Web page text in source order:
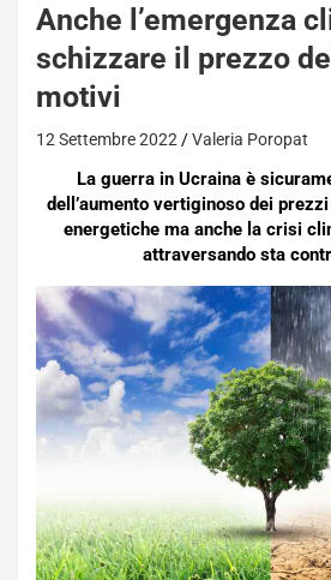
Anche l’emergenza
schizzare il prezzo
motivi
12 Settembre 2022 Valeria Poropat
La guerra in Ucraina è
dell’aumento vertiginoso dei
energetiche ma anche la crisi
attraversando sta